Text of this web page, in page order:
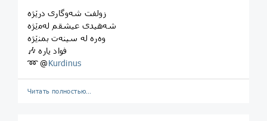
زولفت شەوگاری درێژە
شەهیدی عیشقم لەمێژە
وەرە لە سینەت بمنێژە
🎶 فواد یاره
➿ @Kurdinus
Читать полностью…